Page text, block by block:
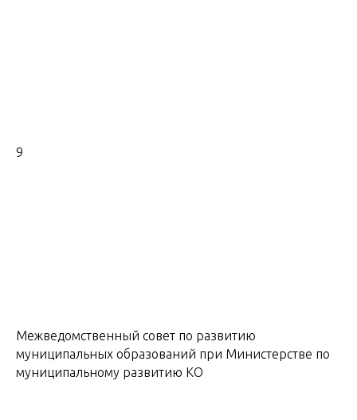
9
Межведомственный совет по развитию
муниципальных образований при Министерстве по
муниципальному развитию КО